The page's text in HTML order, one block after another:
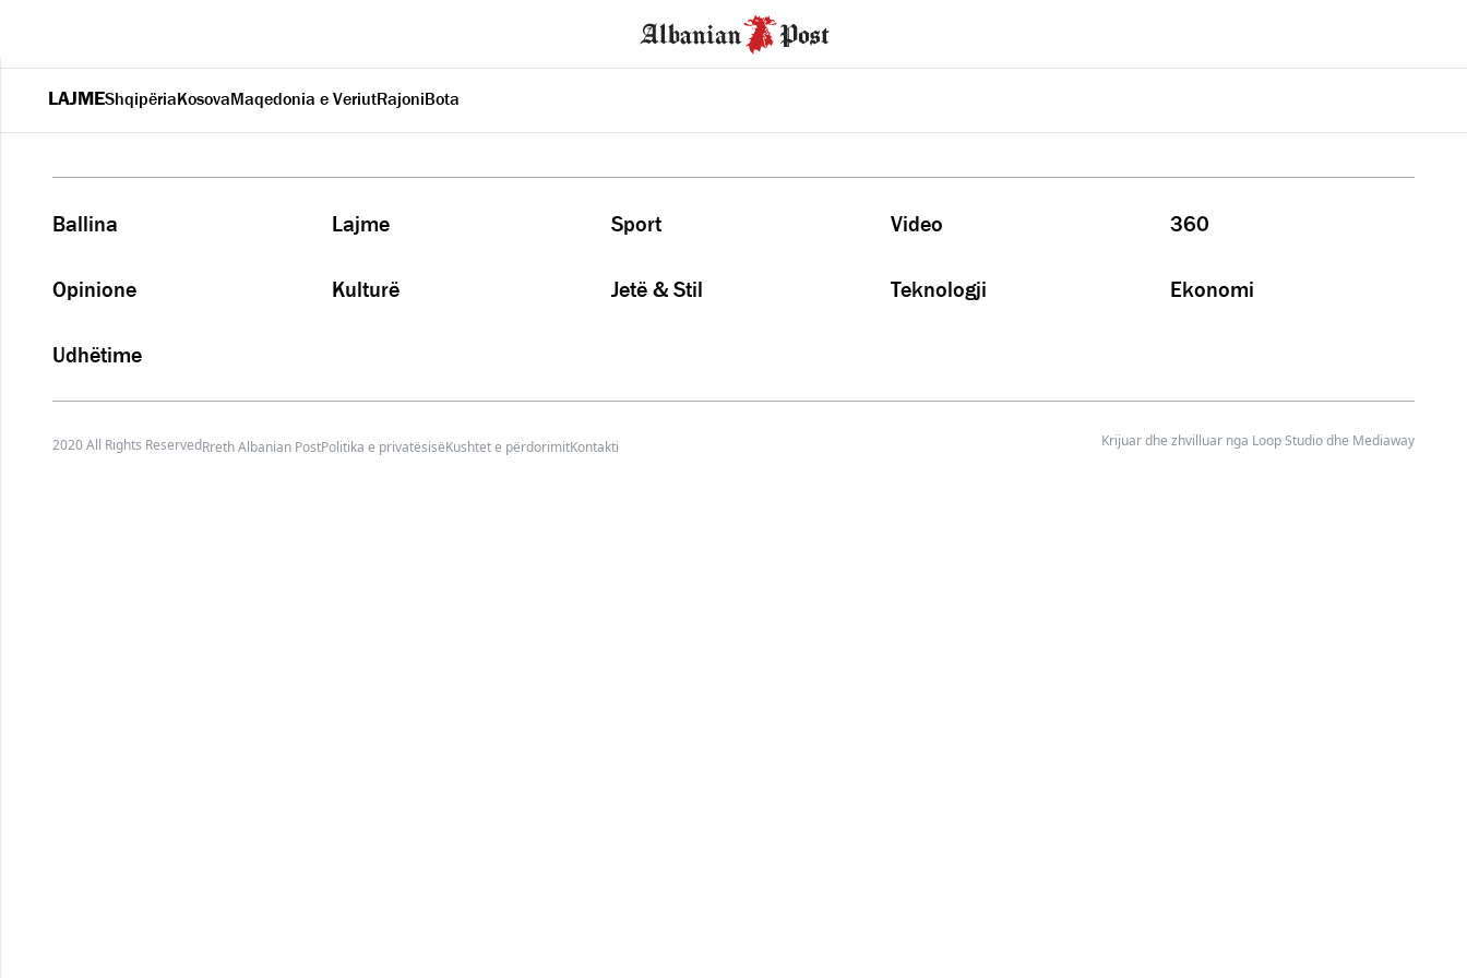
LAJMEShqipëriaKosovaMaqedonia e VeriutRajoniBota
Ballina Lajme Sport Video 360
Opinione Kulturë Jetë & Stil Teknologji Ekonomi
Udhëtime
2020 All Rights ReservedRreth Albanian PostPolitika e privatësisëKushtet e përdorimitKontakti Krijuar dhe zhvilluar nga Loop Studiodhe Mediaway